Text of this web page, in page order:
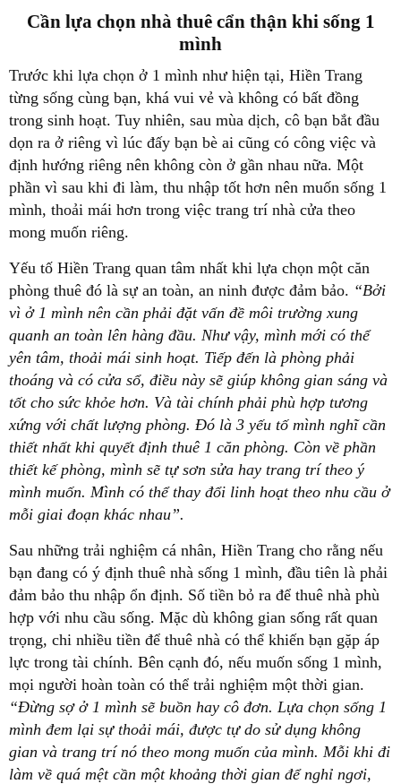
Cần lựa chọn nhà thuê cẩn thận khi sống 1
mình
Trước khi lựa chọn ở 1 mình như hiện tại, Hiền Trang
từng sống cùng bạn, khá vui vẻ và không có bất đồng
trong sinh hoạt. Tuy nhiên, sau mùa dịch, cô bạn bắt đầu
dọn ra ở riêng vì lúc đấy bạn bè ai cũng có công việc và
định hướng riêng nên không còn ở gần nhau nữa. Một
phần vì sau khi đi làm, thu nhập tốt hơn nên muốn sống 1
mình, thoải mái hơn trong việc trang trí nhà cửa theo
mong muốn riêng.
Yếu tố Hiền Trang quan tâm nhất khi lựa chọn một căn
phòng thuê đó là sự an toàn, an ninh được đảm bảo. “Bởi
vì ở 1 mình nên cần phải đặt vấn đề môi trường xung
quanh an toàn lên hàng đầu. Như vậy, mình mới có thể
yên tâm, thoải mái sinh hoạt. Tiếp đến là phòng phải
thoáng và có cửa sổ, điều này sẽ giúp không gian sáng và
tốt cho sức khỏe hơn. Và tài chính phải phù hợp tương
xứng với chất lượng phòng. Đó là 3 yếu tố mình nghĩ cần
thiết nhất khi quyết định thuê 1 căn phòng. Còn về phần
thiết kế phòng, mình sẽ tự sơn sửa hay trang trí theo ý
mình muốn. Mình có thể thay đổi linh hoạt theo nhu cầu ở
mỗi giai đoạn khác nhau”.
Sau những trải nghiệm cá nhân, Hiền Trang cho rằng nếu
bạn đang có ý định thuê nhà sống 1 mình, đầu tiên là phải
đảm bảo thu nhập ổn định. Số tiền bỏ ra để thuê nhà phù
hợp với nhu cầu sống. Mặc dù không gian sống rất quan
trọng, chi nhiều tiền để thuê nhà có thể khiến bạn gặp áp
lực trong tài chính. Bên cạnh đó, nếu muốn sống 1 mình,
mọi người hoàn toàn có thể trải nghiệm một thời gian.
“Đừng sợ ở 1 mình sẽ buồn hay cô đơn. Lựa chọn sống 1
mình đem lại sự thoải mái, được tự do sử dụng không
gian và trang trí nó theo mong muốn của mình. Mỗi khi đi
làm về quá mệt cần một khoảng thời gian để nghỉ ngơi,